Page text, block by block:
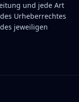
und jede Art
Urheberrechtes
jeweiligen